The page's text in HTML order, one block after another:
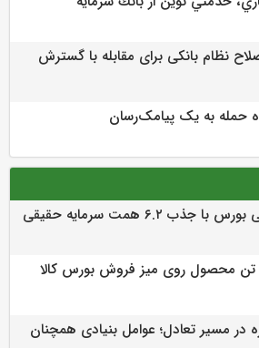
نظام بانکی برای مقابله با گسترش
حمله به یک پیامک‌رسان
جذب ۶.۲ همت سرمایه حقیقی
تن محصول روی میز فروش بورس کالا
در مسیر تعادل؛ عوامل بنیادی همچنان